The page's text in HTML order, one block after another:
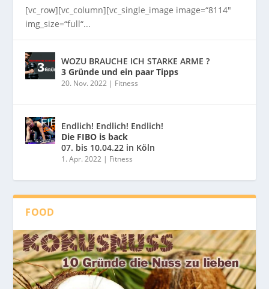
[vc_row][vc_column][vc_single_image image=“8114″
img_size=“full“...
WOZU BRAUCHE ICH STARKE ARME ?
3 Gründe und ein paar Tipps
20. Nov. 2022 | Fitness
Endlich! Endlich! Endlich!
Die FIBO is back
07. bis 10.04.22 in Köln
1. Apr. 2022 | Fitness
FOOD